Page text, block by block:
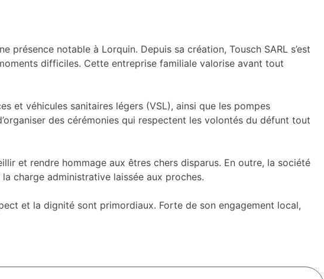
présence notable à Lorquin. Depuis sa création, Tousch SARL s’est
difficiles. Cette entreprise familiale valorise avant tout
et véhicules sanitaires légers (VSL), ainsi que les pompes
des cérémonies qui respectent les volontés du défunt tout
et rendre hommage aux êtres chers disparus. En outre, la société
charge administrative laissée aux proches.
et la dignité sont primordiaux. Forte de son engagement local,